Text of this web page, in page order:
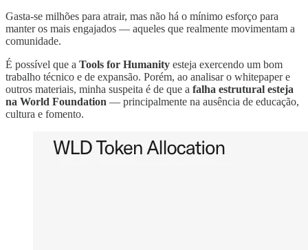
Gasta-se milhões para atrair, mas não há o mínimo esforço para
manter os mais engajados — aqueles que realmente movimentam a
comunidade.
É possível que a Tools for Humanity esteja exercendo um bom
trabalho técnico e de expansão. Porém, ao analisar o whitepaper e
outros materiais, minha suspeita é de que a falha estrutural esteja
na World Foundation — principalmente na ausência de educação,
cultura e fomento.